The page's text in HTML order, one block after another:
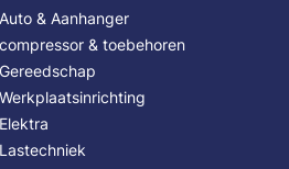
Auto & Aanhanger
compressor & toebehoren
Gereedschap
Werkplaatsinrichting
Elektra
Lastechniek